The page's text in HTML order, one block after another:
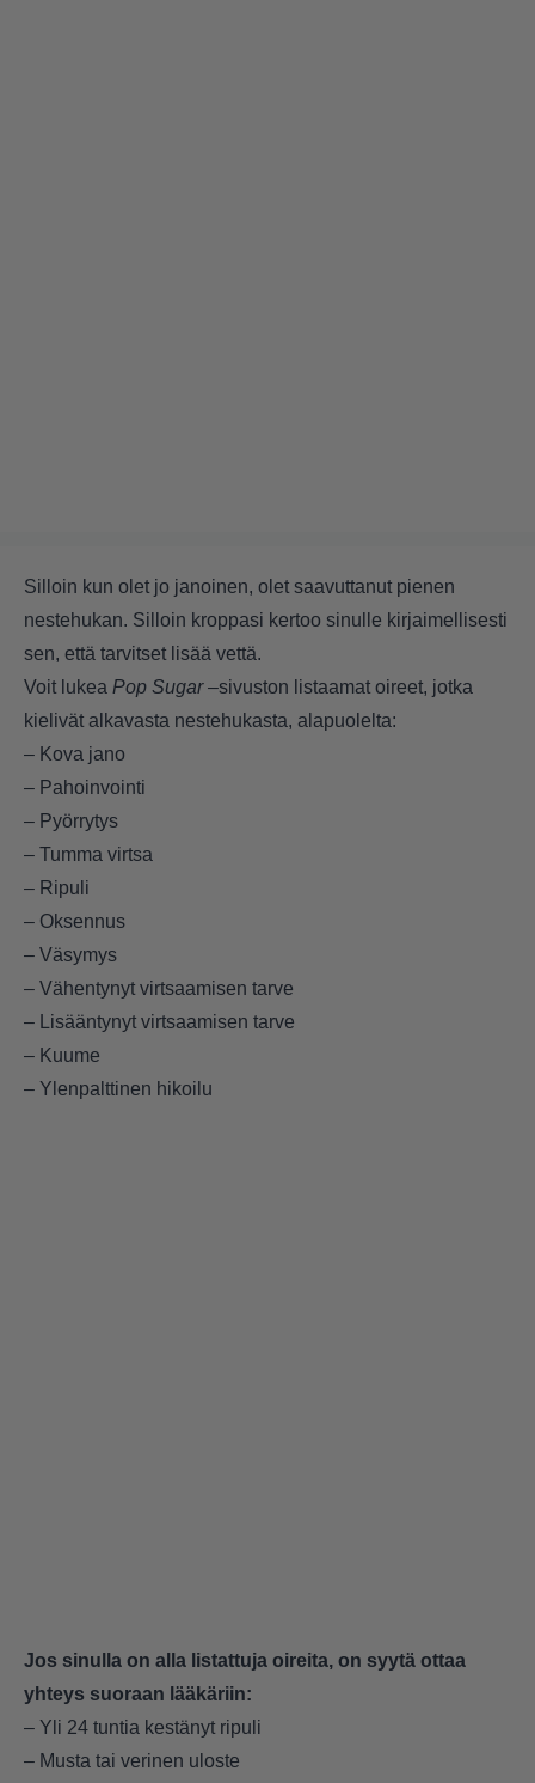
Silloin kun olet jo janoinen, olet saavuttanut pienen
nestehukan. Silloin kroppasi kertoo sinulle kirjaimellisesti
sen, että tarvitset lisää vettä.
Voit lukea Pop Sugar –sivuston listaamat oireet, jotka
kielivät alkavasta nestehukasta, alapuolelta:
– Kova jano
– Pahoinvointi
– Pyörrytys
– Tumma virtsa
– Ripuli
– Oksennus
– Väsymys
– Vähentynyt virtsaamisen tarve
– Lisääntynyt virtsaamisen tarve
– Kuume
– Ylenpalttinen hikoilu
Jos sinulla on alla listattuja oireita, on syytä ottaa
yhteys suoraan lääkäriin:
– Yli 24 tuntia kestänyt ripuli
– Musta tai verinen uloste